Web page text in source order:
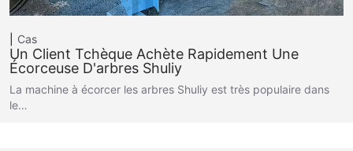
Cas
Un Client Tchèque Achète Rapidement Une
Écorceuse D'arbres Shuliy
La machine à écorcer les arbres Shuliy est très populaire dans
le…